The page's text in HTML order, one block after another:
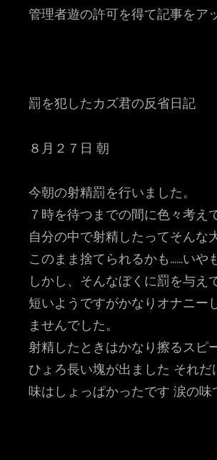
管理者遊の許可を得て記事をア
罰を犯したカズ君の反省日記
８月２７日 朝
今朝の射精罰を行いました。
７時を待つまでの間に色々考え
自分の中で射精したってそんな
このまま捨てられるかも……いや
しかし、そんなぼくに罰を与え
短いようですがかなりオナニー
ませんでした。
射精したときはかなり擦るスピ
ひょろ長い塊が出ました それ
味はしょっぱかったです 涙の味